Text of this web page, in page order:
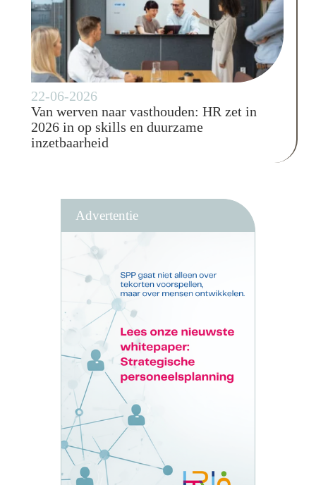
22-06-2026
Van werven naar vasthouden: HR zet in
2026 in op skills en duurzame
inzetbaarheid
Advertentie